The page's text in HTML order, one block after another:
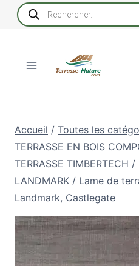
Recherche
de
produits
Accueil / Toutes les
TERRASSE EN BOIS
TERRASSE TIMBERTECH /
LANDMARK / Lame de
Landmark, Castlegate